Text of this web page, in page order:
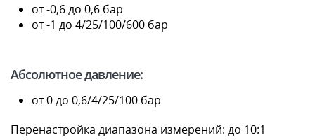
от -0,6 до 0,6 бар
от -1 до 4/25/100/600 бар
Абсолютное давление:
от 0 до 0,6/4/25/100 бар
Перенастройка диапазона измерений: до 10:1